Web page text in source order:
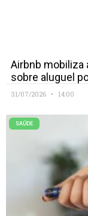
Airbnb mobiliza
sobre aluguel
31/07/2026 14:00
SAÚDE